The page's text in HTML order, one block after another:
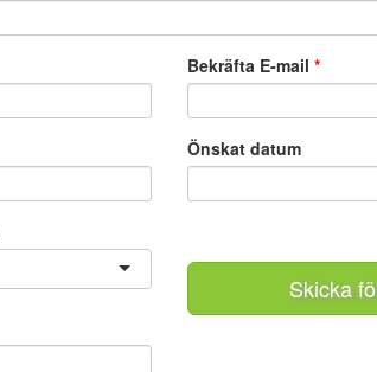
Bekräfta E-mail*
Önskat datum
Skicka